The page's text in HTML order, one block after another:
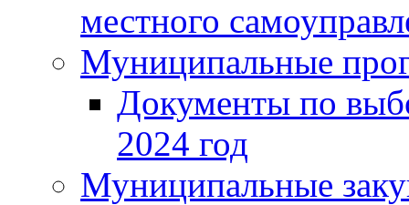
местного
Муниципальные
Документы по
2024 год
Муниципальные